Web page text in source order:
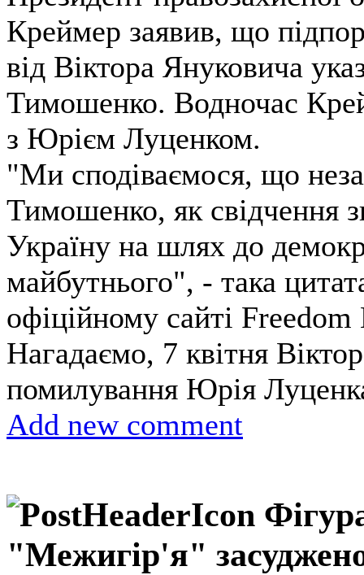
Креймер заявив, що
від Віктора Януковича
Тимошенко. Водночас
з Юрієм Луценком.
"Ми сподіваємося, що
Тимошенко, як свідчення
Україну на шлях до
майбутнього", - така
офіційному сайті
Нагадаємо, 7 квітня
помилування Юрія
Add new comment
"Межигір'я"